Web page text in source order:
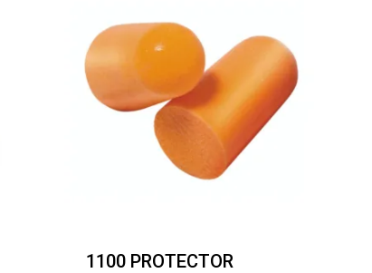
1100 PROTECTOR